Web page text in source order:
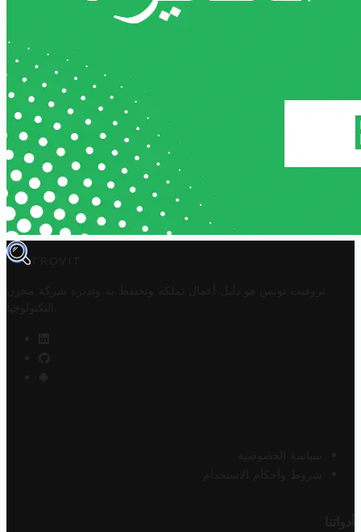
TROVIT
تروفيت تونس هو دليل أعمال تملكه وتحتفظ به وتديره
شركة مخزن
التكنولوجيا
سياسة الخصوصية
شروط وأحكام الاستخدام
أدواتنا